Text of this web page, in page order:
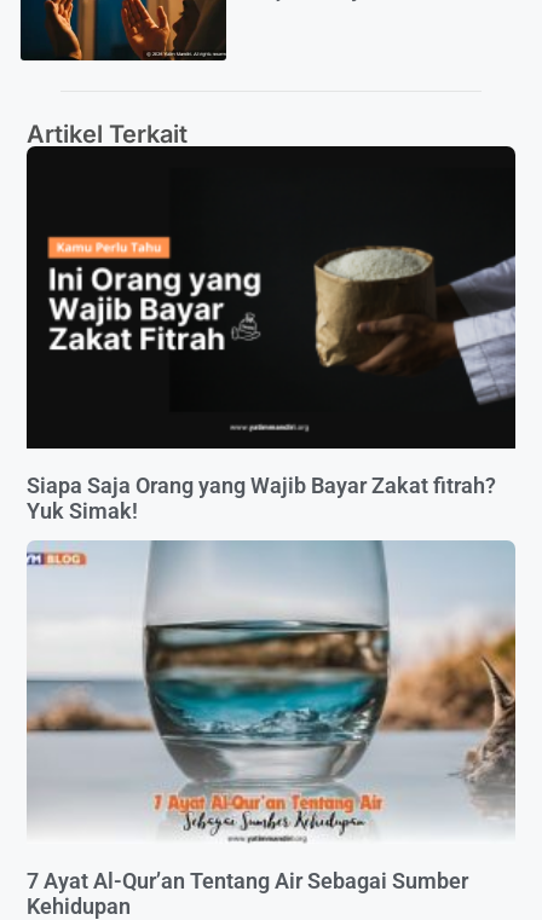
Artikel Terkait
Siapa Saja Orang yang Wajib Bayar Zakat fitrah?
Yuk Simak!
7 Ayat Al-Qur’an Tentang Air Sebagai Sumber
Kehidupan